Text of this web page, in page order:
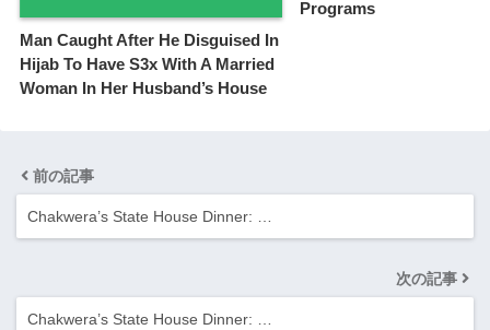
Man Caught After He Disguised In
Hijab To Have S3x With A Married
Woman In Her Husband’s House
Programs
前の記事
Chakwera’s State House Dinner: …
次の記事
Chakwera’s State House Dinner: …